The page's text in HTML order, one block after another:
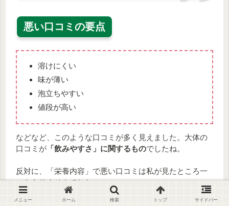
悪い口コミの要点
溶けにくい
味が薄い
泡立ちやすい
値段が高い
などなど、このような口コミが多く見えました。大体の
口コミが 「飲みやすさ」に関するものでしたね。
反対に、「栄養内容」で悪い口コミは私が見たところ一
つもありませんでした。
メニュー ホーム 検索 トップ サイドバー